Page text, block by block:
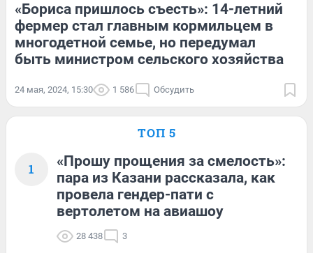
«Бориса пришлось съесть»: 14-летний
фермер стал главным кормильцем в
многодетной семье, но передумал
быть министром сельского хозяйства
24 мая, 2024, 15:30 1 586 Обсудить
ТОП 5
1
«Прошу прощения за смелость»:
пара из Казани рассказала, как
провела гендер-пати с
вертолетом на авиашоу
28 438 3